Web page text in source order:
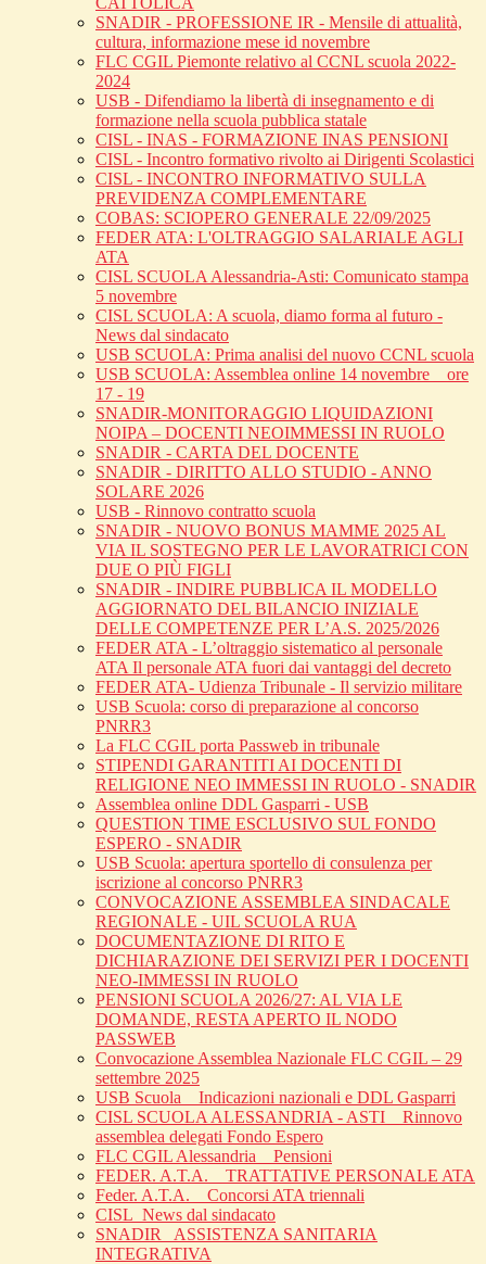
SNADIR - PROFESSIONE IR - Mensile di attualità,
cultura, informazione mese id novembre
FLC CGIL Piemonte relativo al CCNL scuola 2022-
2024
USB - Difendiamo la libertà di insegnamento e di
formazione nella scuola pubblica statale
CISL - INAS - FORMAZIONE INAS PENSIONI
CISL - Incontro formativo rivolto ai Dirigenti Scolastici
CISL - INCONTRO INFORMATIVO SULLA
PREVIDENZA COMPLEMENTARE
COBAS: SCIOPERO GENERALE 22/09/2025
FEDER ATA: L'OLTRAGGIO SALARIALE AGLI
ATA
CISL SCUOLA Alessandria-Asti: Comunicato stampa
5 novembre
CISL SCUOLA: A scuola, diamo forma al futuro -
News dal sindacato
USB SCUOLA: Prima analisi del nuovo CCNL scuola
USB SCUOLA: Assemblea online 14 novembre _ ore
17 - 19
SNADIR-MONITORAGGIO LIQUIDAZIONI
NOIPA – DOCENTI NEOIMMESSI IN RUOLO
SNADIR - CARTA DEL DOCENTE
SNADIR - DIRITTO ALLO STUDIO - ANNO
SOLARE 2026
USB - Rinnovo contratto scuola
SNADIR - NUOVO BONUS MAMME 2025 AL
VIA IL SOSTEGNO PER LE LAVORATRICI CON
DUE O PIÙ FIGLI
SNADIR - INDIRE PUBBLICA IL MODELLO
AGGIORNATO DEL BILANCIO INIZIALE
DELLE COMPETENZE PER L’A.S. 2025/2026
FEDER ATA - L’oltraggio sistematico al personale
ATA Il personale ATA fuori dai vantaggi del decreto
FEDER ATA- Udienza Tribunale - Il servizio militare
USB Scuola: corso di preparazione al concorso
PNRR3
La FLC CGIL porta Passweb in tribunale
STIPENDI GARANTITI AI DOCENTI DI
RELIGIONE NEO IMMESSI IN RUOLO - SNADIR
Assemblea online DDL Gasparri - USB
QUESTION TIME ESCLUSIVO SUL FONDO
ESPERO - SNADIR
USB Scuola: apertura sportello di consulenza per
iscrizione al concorso PNRR3
CONVOCAZIONE ASSEMBLEA SINDACALE
REGIONALE - UIL SCUOLA RUA
DOCUMENTAZIONE DI RITO E
DICHIARAZIONE DEI SERVIZI PER I DOCENTI
NEO-IMMESSI IN RUOLO
PENSIONI SCUOLA 2026/27: AL VIA LE
DOMANDE, RESTA APERTO IL NODO
PASSWEB
Convocazione Assemblea Nazionale FLC CGIL – 29
settembre 2025
USB Scuola _ Indicazioni nazionali e DDL Gasparri
CISL SCUOLA ALESSANDRIA - ASTI _ Rinnovo
assemblea delegati Fondo Espero
FLC CGIL Alessandria _ Pensioni
FEDER. A.T.A. _ TRATTATIVE PERSONALE ATA
Feder. A.T.A. _ Concorsi ATA triennali
CISL_News dal sindacato
SNADIR_ ASSISTENZA SANITARIA
INTEGRATIVA